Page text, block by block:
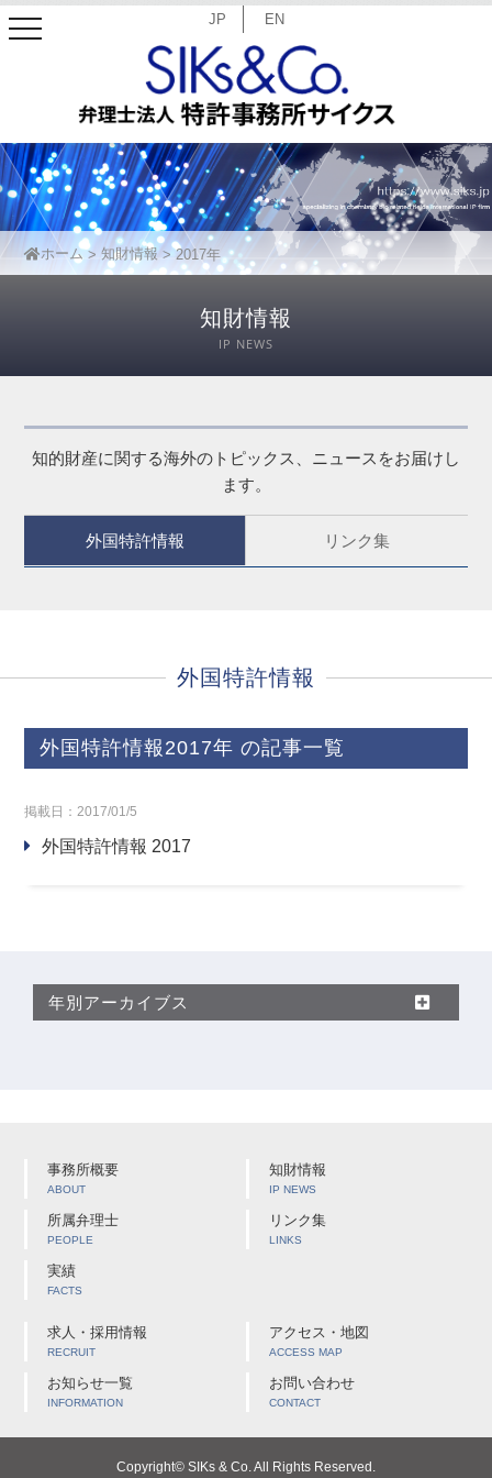
JP EN
toggle
ホーム 知財情報 2017年
知財情報
IP NEWS
知的財産に関する海外のトピックス、ニュースをお届けし
ます。
外国特許情報 リンク集
外国特許情報
外国特許情報 2017年 の記事一覧
掲載日：2017/01/5
外国特許情報 2017
年別アーカイブス
事務所概要
ABOUT
所属弁理士
PEOPLE
実績
FACTS
知財情報
IP NEWS
リンク集
LINKS
求人・採用情報
RECRUIT
お知らせ一覧
INFORMATION
アクセス・地図
ACCESS MAP
お問い合わせ
CONTACT
Copyright© SIKs & Co. All Rights Reserved.